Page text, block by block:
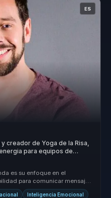
ES
creador de Yoga de la Risa,
para equipos de
es su enfoque en el
para comunicar mensajes
Inteligencia Emocional